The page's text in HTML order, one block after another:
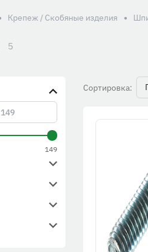
Крепеж / Скобяные изделия
5
Сортировка:
149